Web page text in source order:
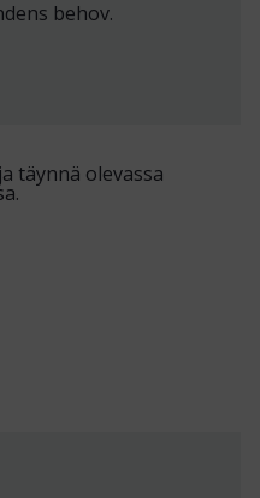
behov.